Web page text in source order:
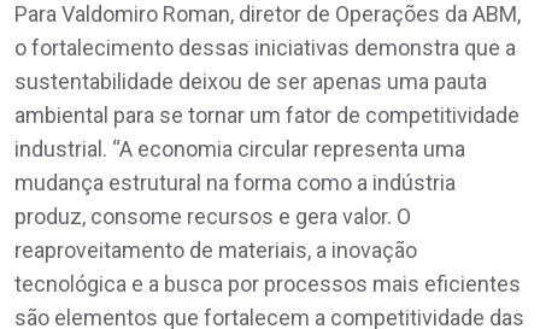
Para Valdomiro Roman, diretor de Operações da ABM,
o fortalecimento dessas iniciativas demonstra que a
sustentabilidade deixou de ser apenas uma pauta
ambiental para se tornar um fator de competitividade
industrial. “A economia circular representa uma
mudança estrutural na forma como a indústria
produz, consome recursos e gera valor. O
reaproveitamento de materiais, a inovação
tecnológica e a busca por processos mais eficientes
são elementos que fortalecem a competitividade das